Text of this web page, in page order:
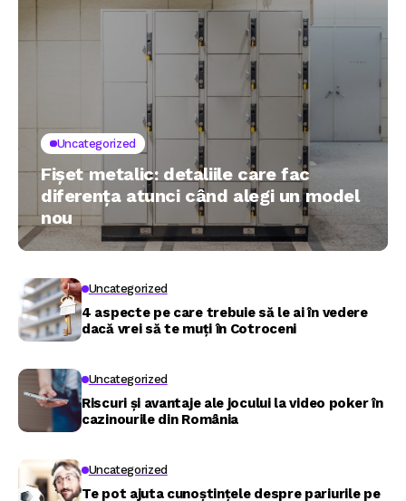
Uncategorized
Fișet metalic: detaliile care fac
diferența atunci când alegi un model
nou
Uncategorized
4 aspecte pe care trebuie să le ai în vedere
dacă vrei să te muți în Cotroceni
Uncategorized
Riscuri și avantaje ale jocului la video poker în
cazinourile din România
Uncategorized
Te pot ajuta cunoștințele despre pariurile pe